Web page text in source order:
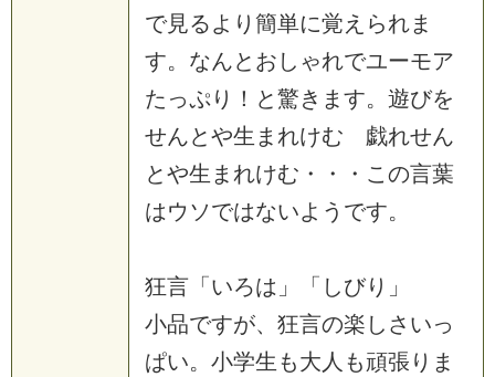
で見るより簡単に覚えられま
す。なんとおしゃれでユーモア
たっぷり！と驚きます。遊びを
せんとや生まれけむ 戯れせん
とや生まれけむ・・・この言葉
はウソではないようです。
狂言「いろは」「しびり」
小品ですが、狂言の楽しさいっ
ぱい。小学生も大人も頑張りま